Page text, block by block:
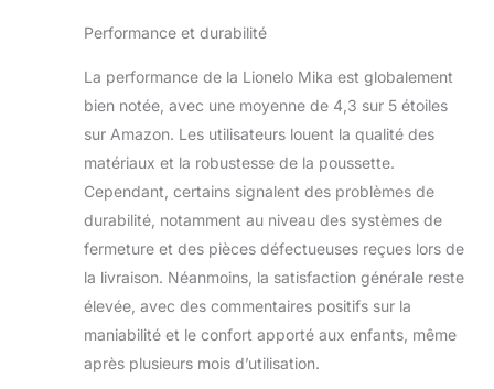
RICHE ET
PRATIQUE:
L'ensemble s'est
enrichi
d'accessoires : un
habillage pluie, une
bandoulière, un
matelas, une
moustiquaire et un
chauffe-pieds
Performance et durabilité
La performance de la Lionelo Mika est globalement
bien notée, avec une moyenne de 4,3 sur 5 étoiles
sur Amazon. Les utilisateurs louent la qualité des
matériaux et la robustesse de la poussette.
Cependant, certains signalent des problèmes de
durabilité, notamment au niveau des systèmes de
fermeture et des pièces défectueuses reçues lors de
la livraison. Néanmoins, la satisfaction générale reste
élevée, avec des commentaires positifs sur la
maniabilité et le confort apporté aux enfants, même
après plusieurs mois d’utilisation.